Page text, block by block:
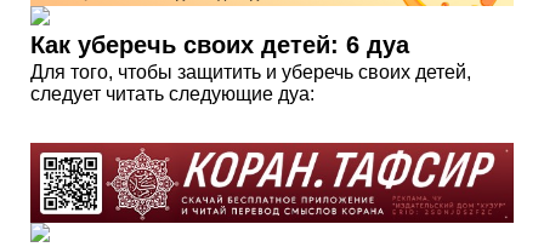
Как уберечь своих детей: 6 дуа
Для того, чтобы защитить и уберечь своих детей,
следует читать следующие дуа: